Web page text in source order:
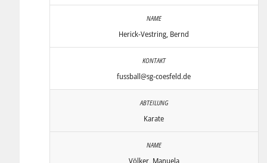
Herick-Vestring, Bernd
fussball@sg-coesfeld.de
Karate
Völker, Manuela